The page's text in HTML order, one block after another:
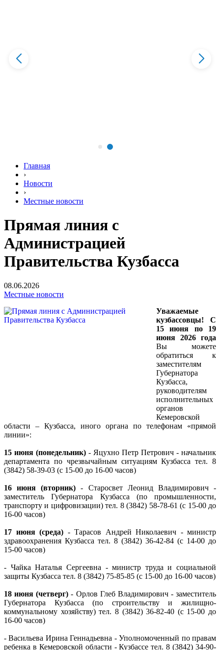
Главная
›
Новости
›
Местные новости
Прямая линия с
Администрацией
Правительства Кузбасса
08.06.2026
Местные новости
Уважаемые
кузбассовцы! С
15 июня по 19
июня 2026 года
Вы можете
обратиться к
заместителям
Губернатора
Кузбасса,
руководителям
исполнительных
органов
Кемеровской
области – Кузбасса, иного органа по телефонам «прямой
линии»:
15 июня (понедельник) - Яцухно Петр Петрович - начальник
департамента по чрезвычайным ситуациям Кузбасса тел. 8
(3842) 58-39-03 (с 15-00 до 16-00 часов)
16 июня (вторник) - Старосвет Леонид Владимирович -
заместитель Губернатора Кузбасса (по промышленности,
транспорту и цифровизации) тел. 8 (3842) 58-78-61 (с 15-00 до
16-00 часов)
17 июня (среда) - Тарасов Андрей Николаевич - министр
здравоохранения Кузбасса тел. 8 (3842) 36-42-84 (с 14-00 до
15-00 часов)
- Чайка Наталья Сергеевна - министр труда и социальной
защиты Кузбасса тел. 8 (3842) 75-85-85 (с 15-00 до 16-00 часов)
18 июня (четверг) - Орлов Глеб Владимирович - заместитель
Губернатора Кузбасса (по строительству и жилищно-
коммунальному хозяйству) тел. 8 (3842) 36-82-40 (с 15-00 до
16-00 часов)
- Васильева Ирина Геннадьевна - Уполномоченный по правам
ребенка в Кемеровской области - Кузбассе тел. 8 (3842) 34-90-